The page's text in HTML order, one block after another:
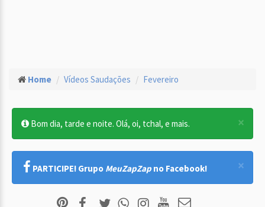
Home Vídeos Saudações Fevereiro
×
Bom dia, tarde e noite. Olá, oi, tchal, e mais.
×
PARTICIPE! Grupo MeuZapZap no Facebook!